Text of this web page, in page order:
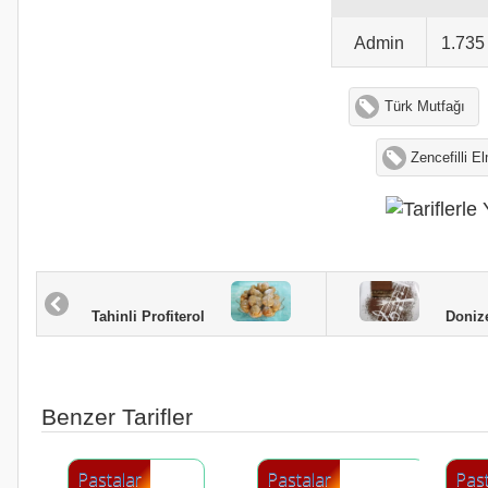
Admin
Türk Mutfağı
Zencefilli
Tahinli Profiterol
Benzer Tarifler
Pastalar Pastalar